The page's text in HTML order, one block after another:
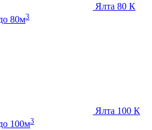
Ялта 80 К
80м3
Ялта 100 К
100м3